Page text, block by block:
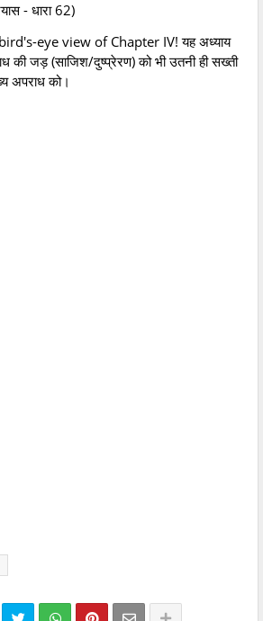
- धारा 62)
eye view of Chapter IV! यह अध्याय
की जड़ (साजिश/दुष्प्रेरण) को भी उतनी ही सख्ती
अपराध को।